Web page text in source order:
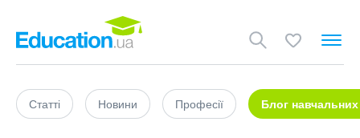
Статті Новини Професії Блог навчальних